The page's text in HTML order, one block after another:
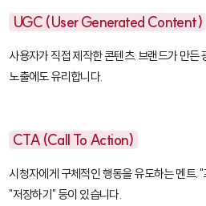
UGC (User Generated Content)
사용자가 직접 제작한 콘텐츠. 브랜드가 만든
노출에도 유리합니다.
CTA (Call To Action)
시청자에게 구체적인 행동을 유도하는 멘트.
"저장하기" 등이 있습니다.